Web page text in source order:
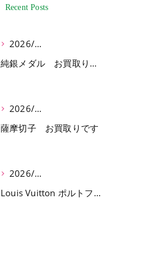
Recent Posts
2026/07/03
純銀メダル お買取りです
2026/07/01
薩摩切子 お買取りです
2026/06/30
Louis Vuitton ポルトフォイユ サラ お買取りです